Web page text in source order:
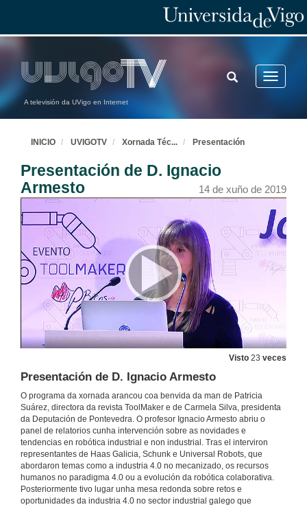
A televisión da UVigo en Internet
Toggle
TOGGLE
SEARCH
INICIO UVIGOTV Xornada Téc... Presentación
Presentación de D. Ignacio
Armesto
14 de xuño de 2019
Visto 23 veces
Presentación de D. Ignacio Armesto
O programa da xornada arancou coa benvida da man de Patricia
Suárez, directora da revista ToolMaker e de Carmela Silva, presidenta
da Deputación de Pontevedra. O profesor Ignacio Armesto abriu o
panel de relatorios cunha intervención sobre as novidades e
tendencias en robótica industrial e non industrial. Tras el interviron
representantes de Haas Galicia, Schunk e Universal Robots, que
abordaron temas como a industria 4.0 no mecanizado, os recursos
humanos no paradigma 4.0 ou a evolución da robótica colaborativa.
Posteriormente tivo lugar unha mesa redonda sobre retos e
oportunidades da industria 4.0 no sector industrial galego que